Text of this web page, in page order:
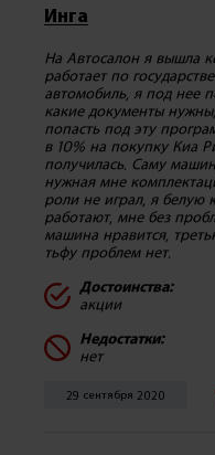
Инга
На Автосалон я вышла
работает по
автомобиль, я под нее
какие документы
попасть под эту
в 10% на покупку Киа
получилась. Саму
нужная мне
роли не играл, я
работают, мне без
машина нравится,
тьфу проблем нет.
Достоинства:
акции
Недостатки:
нет
29 сентября 2020